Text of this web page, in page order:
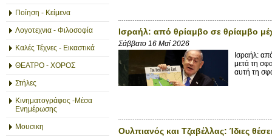
Ποίηση - Κείμενα
Λογοτεχνια - Φιλοσοφία
Καλές Τέχνες - Εικαστικά
ΘΕΑΤΡΟ - ΧΟΡΟΣ
Στήλες
Κινηματογράφος -Μέσα
Ενημέρωσης
Μουσικη
Ισραήλ: από θρίαμβο σε θρίαμβο
Σάββατο 16 Μαΐ 2026
Ισραήλ:
μετά τη
αυτή τη
Ουλπιανός και Τζαβέλλας: Ίδιες